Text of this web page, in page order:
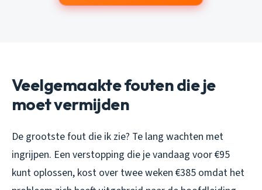
Veelgemaakte fouten die je
moet vermijden
De grootste fout die ik zie? Te lang wachten met
ingrijpen. Een verstopping die je vandaag voor €95
kunt oplossen, kost over twee weken €385 omdat het